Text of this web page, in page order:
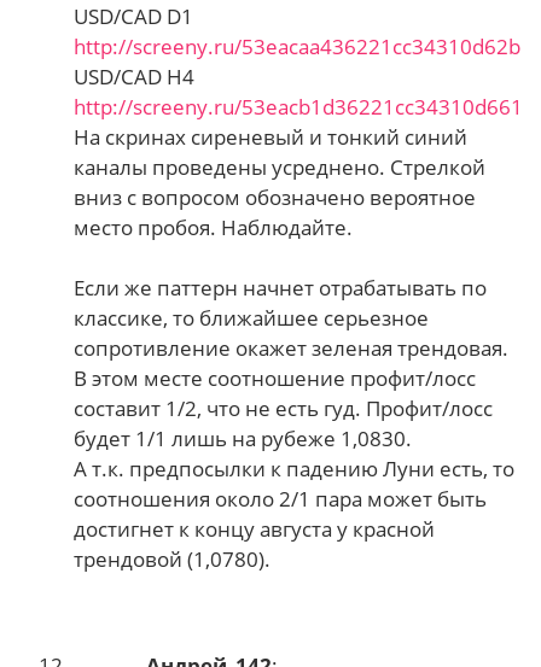
USD/CAD D1
http://screeny.ru/53eacaa436221cc34310d62b
USD/CAD H4
http://screeny.ru/53eacb1d36221cc34310d661
На скринах сиреневый и тонкий синий
каналы проведены усреднено. Стрелкой
вниз с вопросом обозначено вероятное
место пробоя. Наблюдайте.
Если же паттерн начнет отрабатывать по
классике, то ближайшее серьезное
сопротивление окажет зеленая трендовая.
В этом месте соотношение профит/лосс
составит 1/2, что не есть гуд. Профит/лосс
будет 1/1 лишь на рубеже 1,0830.
А т.к. предпосылки к падению Луни есть, то
соотношения около 2/1 пара может быть
достигнет к концу августа у красной
трендовой (1,0780).